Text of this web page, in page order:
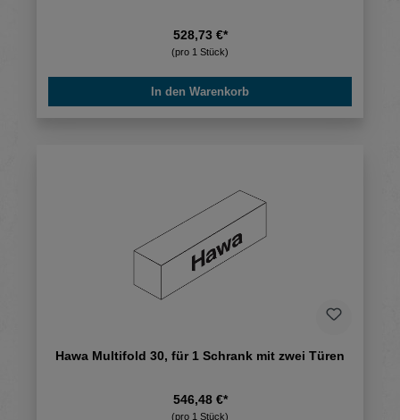
528,73 €*
(pro 1 Stück)
In den Warenkorb
Hawa Multifold 30, für 1 Schrank mit zwei Türen
546,48 €*
(pro 1 Stück)